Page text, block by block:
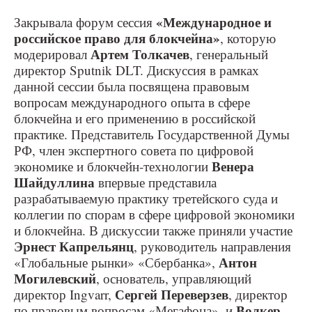
Закрывала форум сессия «Международное и
российское право для блокчейна», которую
модерировал Артем Толкачев, генеральный
директор Sputnik DLT. Дискуссия в рамках
данной сессии была посвящена правовым
вопросам международного опыта в сфере
блокчейна и его применению в российской
практике. Представитель Государственной Думы
РФ, член экспертного совета по цифровой
экономике и блокчейн-технологии Венера
Шайдуллина впервые представила
разрабатываемую практику третейского суда и
коллегии по спорам в сфере цифровой экономики
и блокчейна. В дискуссии также приняли участие
Эрнест Капрельянц, руководитель направления
«Глобальные рынки» «Сбербанка», Антон
Могилевский, основатель, управляющий
директор Ingvarr, Сергей Переверзев, директор